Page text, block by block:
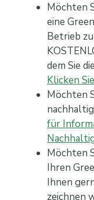
Möchten
eine
Betrieb
dem Sie
Klicken
Möchten
für
Möchten
Ihren
Ihnen
zeichnen